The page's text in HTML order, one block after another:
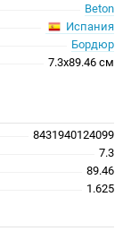
Beton
Испания
Бордюр
7.3x89.46 см
8431940124099
7.3
89.46
1.625